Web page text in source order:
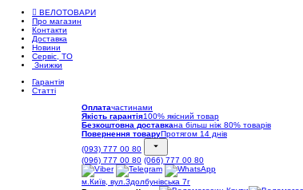
ВЕЛОТОВАРИ
Про магазин
Контакти
Доставка
Новини
Сервіс, ТО
Знижки
Гарантія
Статті
Оплатачастинами
Якість гарантія100% якісний товар
Безкоштовна доставкана більш ніж 80% товарів
Повернення товаруПротягом 14 днів
(093) 777 00 80
(096) 777 00 80 (066) 777 00 80
м.Київ, вул.Здолбунівська 7г